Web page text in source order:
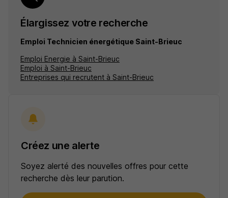
Élargissez votre recherche
Emploi Technicien énergétique Saint-Brieuc
Emploi Energie à Saint-Brieuc
Emploi à Saint-Brieuc
Entreprises qui recrutent à Saint-Brieuc
Créez une alerte
Soyez alerté des nouvelles offres pour cette
recherche dès leur parution.